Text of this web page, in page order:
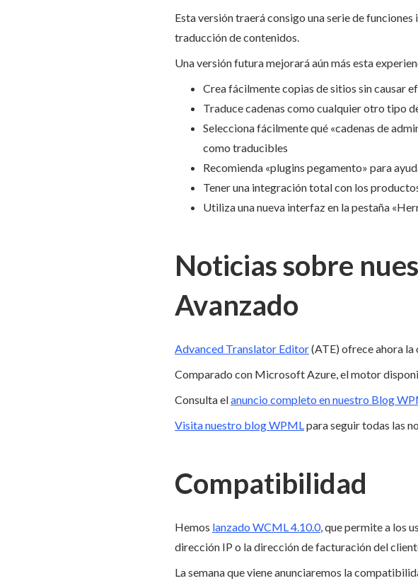
Esta versión traerá consigo una serie de
traducción de contenidos.
Una versión futura mejorará aún más esta
Crea fácilmente copias de sitios sin causar
Traduce cadenas como cualquier otro tipo
Selecciona fácilmente qué «cadenas de
como traducibles
Recomienda «plugins pegamento» para
Tener una integración total con los
Utiliza una nueva interfaz en la pestaña
Noticias sobre
Avanzado
Advanced Translator Editor(ATE) ofrece ahora
Comparado con Microsoft Azure, el motor
Consulta elanuncio completo en nuestro Blog
Visita nuestro blog WPMLpara seguir todas las
Compatibilidad
Hemos lanzado WCML 4.10.0, que permite a los
dirección IP o la dirección de facturación del
La semana que viene anunciaremos la